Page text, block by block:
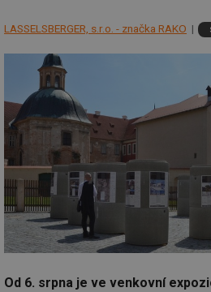
LASSELSBERGER, s.r.o. - značka RAKO
Od 6. srpna je ve venkovní